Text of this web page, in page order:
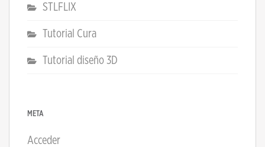
STLFLIX
Tutorial Cura
Tutorial diseño 3D
META
Acceder